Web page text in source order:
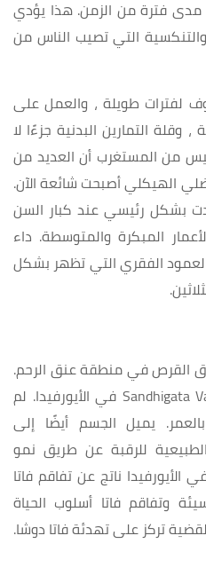
مدى فترة من الزمن. هذا يؤدي
التي تصيب الناس من
لفترات طويلة ، والعمل على
وقلة التمارين البدنية جزءًا لا
ليس من المستغرب أن العديد من
الهيكلي أصبحت شائعة الآن.
بشكل رئيسي عند كبار السن
المبكرة والمتوسطة. داء
الفقري التي تظهر بشكل
القرص في منطقة عنق الرحم.
تشير الأيورفيدا إليها باسم Sandhigata Vata في الأيورفيدا. لم
يميل الجسم أيضًا إلى
للرقبة عن طريق نمو
الأيورفيدا ناتج عن تفاقم فاتا
وتفاقم فاتا أسلوب الحياة
تركز على تهدئة فاتا دوشا.